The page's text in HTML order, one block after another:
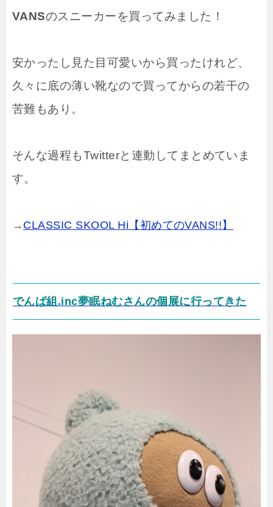
VANSのスニーカーを買ってみました！
安かったし見た目可愛いから買ったけれど、
久々に底の薄い靴なので買ってからの若干の
苦難もあり。
そんな過程もTwitterと連動してまとめていま
す。
→ CLASSIC SKOOL Hi【初めてのVANS!!】
でんぱ組.inc夢眠ねむさんの個展に行ってきた